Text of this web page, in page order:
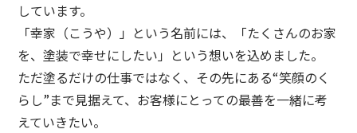
しています。
「幸家（こうや）」という名前には、「たくさんのお家
を、塗装で幸せにしたい」という想いを込めました。
ただ塗るだけの仕事ではなく、その先にある“笑顔のく
らし”まで見据えて、お客様にとっての最善を一緒に考
えていきたい。